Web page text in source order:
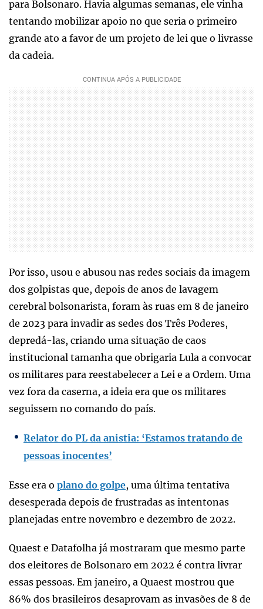
para Bolsonaro. Havia algumas semanas, ele vinha
tentando mobilizar apoio no que seria o primeiro
grande ato a favor de um projeto de lei que o livrasse
da cadeia.
Por isso, usou e abusou nas redes sociais da imagem
dos golpistas que, depois de anos de lavagem
cerebral bolsonarista, foram às ruas em 8 de janeiro
de 2023 para invadir as sedes dos Três Poderes,
depredá-las, criando uma situação de caos
institucional tamanha que obrigaria Lula a convocar
os militares para reestabelecer a Lei e a Ordem. Uma
vez fora da caserna, a ideia era que os militares
seguissem no comando do país.
Relator do PL da anistia: ‘Estamos tratando de
pessoas inocentes’
Esse era o plano do golpe, uma última tentativa
desesperada depois de frustradas as intentonas
planejadas entre novembro e dezembro de 2022.
Quaest e Datafolha já mostraram que mesmo parte
dos eleitores de Bolsonaro em 2022 é contra livrar
essas pessoas. Em janeiro, a Quaest mostrou que
86% dos brasileiros desaprovam as invasões de 8 de